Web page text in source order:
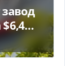
завод